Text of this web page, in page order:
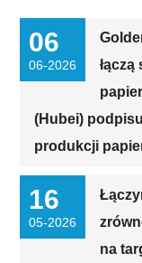
06
06-2026
(Hubei)
produkcji
16
05-2026
na